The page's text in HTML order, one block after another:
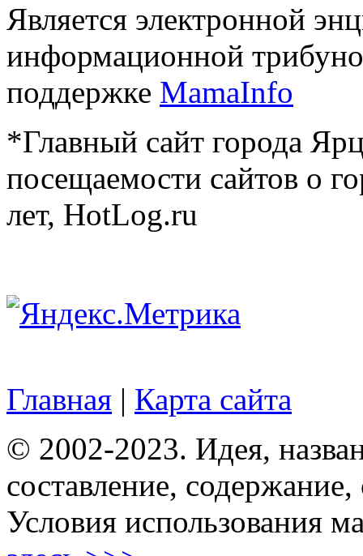
Является электронной
информационной
поддержке MamaInfo
*Главный сайт города
посещаемости сайтов о
лет, HotLog.ru
Главная | Карта сайта
© 2002-2023. Идея,
составление,
Условия использования